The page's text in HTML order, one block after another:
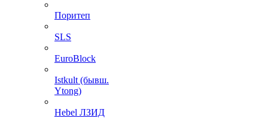
Поритеп
SLS
EuroBlock
Istkult (бывш.
Ytong)
Hebel ЛЗИД